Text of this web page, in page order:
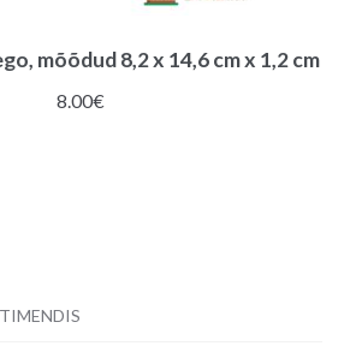
mõõdud 8,2 x 14,6 cm x 1,2 cm
8.00€